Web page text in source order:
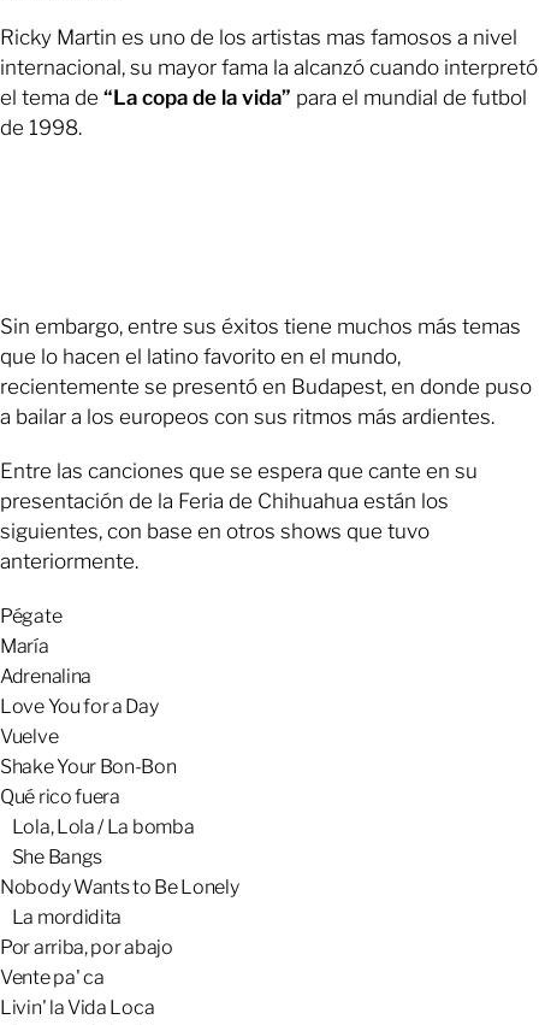
Ricky Martin es uno de los artistas mas famosos a nivel
internacional, su mayor fama la alcanzó cuando interpretó
el tema de “La copa de la vida” para el mundial de futbol
de 1998.
Sin embargo, entre sus éxitos tiene muchos más temas
que lo hacen el latino favorito en el mundo,
recientemente se presentó en Budapest, en donde puso
a bailar a los europeos con sus ritmos más ardientes.
Entre las canciones que se espera que cante en su
presentación de la Feria de Chihuahua están los
siguientes, con base en otros shows que tuvo
anteriormente.
Pégate
María
Adrenalina
Love You for a Day
Vuelve
Shake Your Bon-Bon
Qué rico fuera
Lola, Lola / La bomba
She Bangs
Nobody Wants to Be Lonely
La mordidita
Por arriba, por abajo
Vente pa' ca
Livin' la Vida Loca